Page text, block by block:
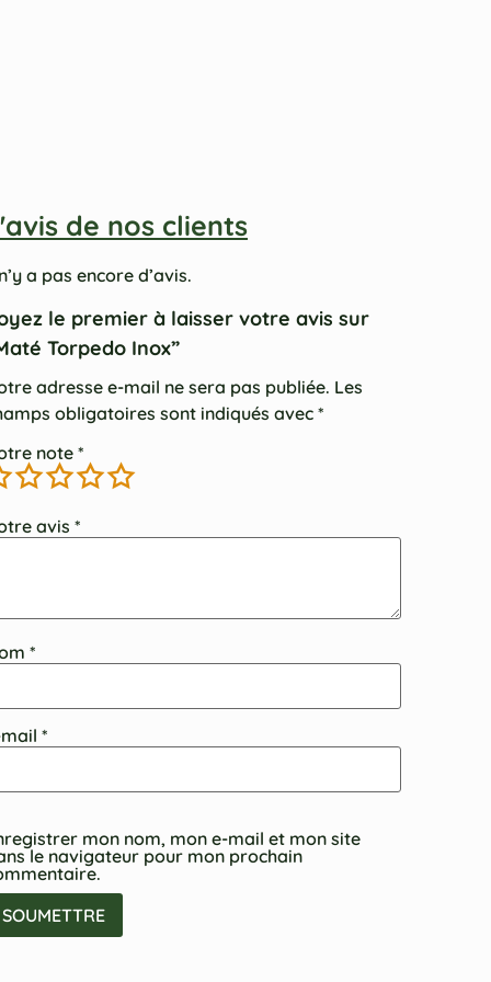
de nos clients
a pas encore d’avis.
le premier à laisser votre avis sur
Torpedo Inox”
adresse e-mail ne sera pas publiée. Les
obligatoires sont indiqués avec *
note*
avis *
*
*
mon nom, mon e-mail et mon site
le navigateur pour mon prochain